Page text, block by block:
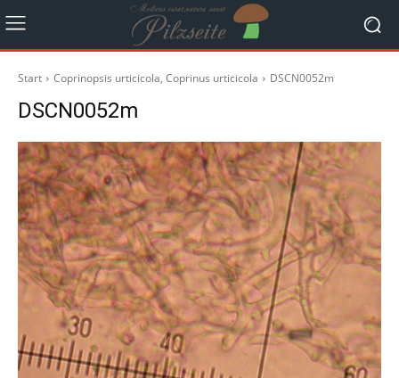
Start Coprinopsis urticicola, Coprinus urticicola DSCN0052m
DSCN0052m